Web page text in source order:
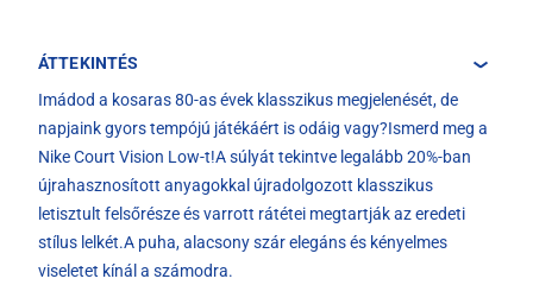
ÁTTEKINTÉS
Imádod a kosaras 80-as évek klasszikus megjelenését, de
napjaink gyors tempójú játékáért is odáig vagy?Ismerd meg a
Nike Court Vision Low-t!A súlyát tekintve legalább 20%-ban
újrahasznosított anyagokkal újradolgozott klasszikus
letisztult felsőrésze és varrott rátétei megtartják az eredeti
stílus lelkét.A puha, alacsony szár elegáns és kényelmes
viseletet kínál a számodra.